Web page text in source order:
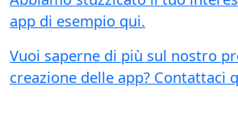
app di esempio qui.
Vuoi saperne di più sul nostro
creazione delle app? Contattaci